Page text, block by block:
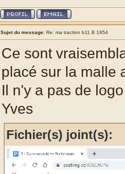
Sujet du message: Re: ma traction b11 B 1954
Ce sont
placé sur la malle
Il n'y a pas de
Yves
Fichier(s) joint(s):